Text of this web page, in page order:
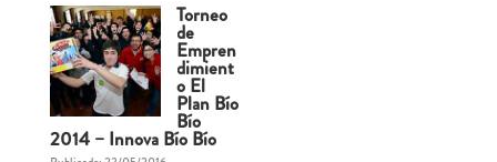
Torneo
de
Empren
dimient
o El
Plan Bío
Bío
2014 – Innova Bío Bío